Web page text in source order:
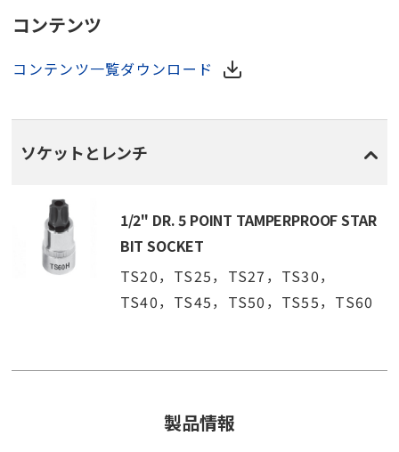
コンテンツ
コンテンツ一覧ダウンロード
ソケットとレンチ
1/2" DR. 5 POINT TAMPERPROOF STAR
BIT SOCKET
TS20，TS25，TS27，TS30，
TS40，TS45，TS50，TS55，TS60
製品情報